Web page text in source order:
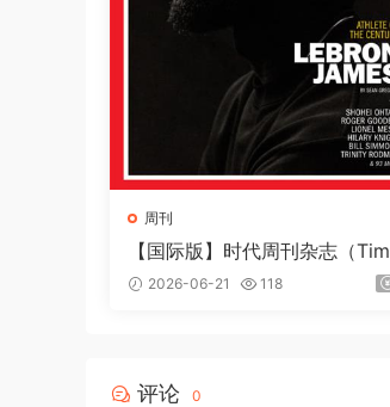
周刊
【国际版】时代周刊杂志（Tim
e）2026年6月22日
2026-06-21 118
评论 0